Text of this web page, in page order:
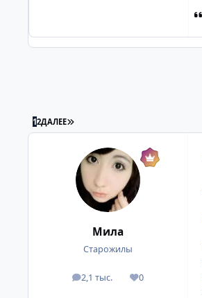
12ДАЛЕЕ ПОСЛЕДНЯЯ СТРАНИЦА
Мила
Старожилы
2,1 тыс.
посты 0
Репутация